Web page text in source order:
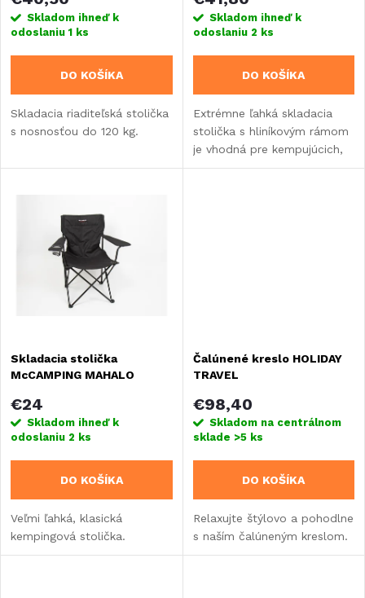
r
o
d
u
r
o
d
u
Skladom ihneď k
odoslaniu1 ks
DO KOŠÍKA
Skladacia riaditeľská stolička
s nosnosťou do 120 kg.
Skladom ihneď k
odoslaniu 2 ks
DO KOŠÍKA
Extrémne ľahká skladacia
stolička s hliníkovým rámom
je vhodná pre kempujúcich,
cyklistov, turistov alebo
Skladacia stolička
McCAMPING MAHALO
€24
Skladom ihneď k
odoslaniu 2 ks
DO KOŠÍKA
Veľmi ľahká, klasická
kempingová stolička.
Čalúnené kreslo HOLIDAY
TRAVEL
€98,40
Skladom na centrálnom
sklade >5 ks
DO KOŠÍKA
Relaxujte štýlovo a pohodlne
s naším čalúneným kreslom.